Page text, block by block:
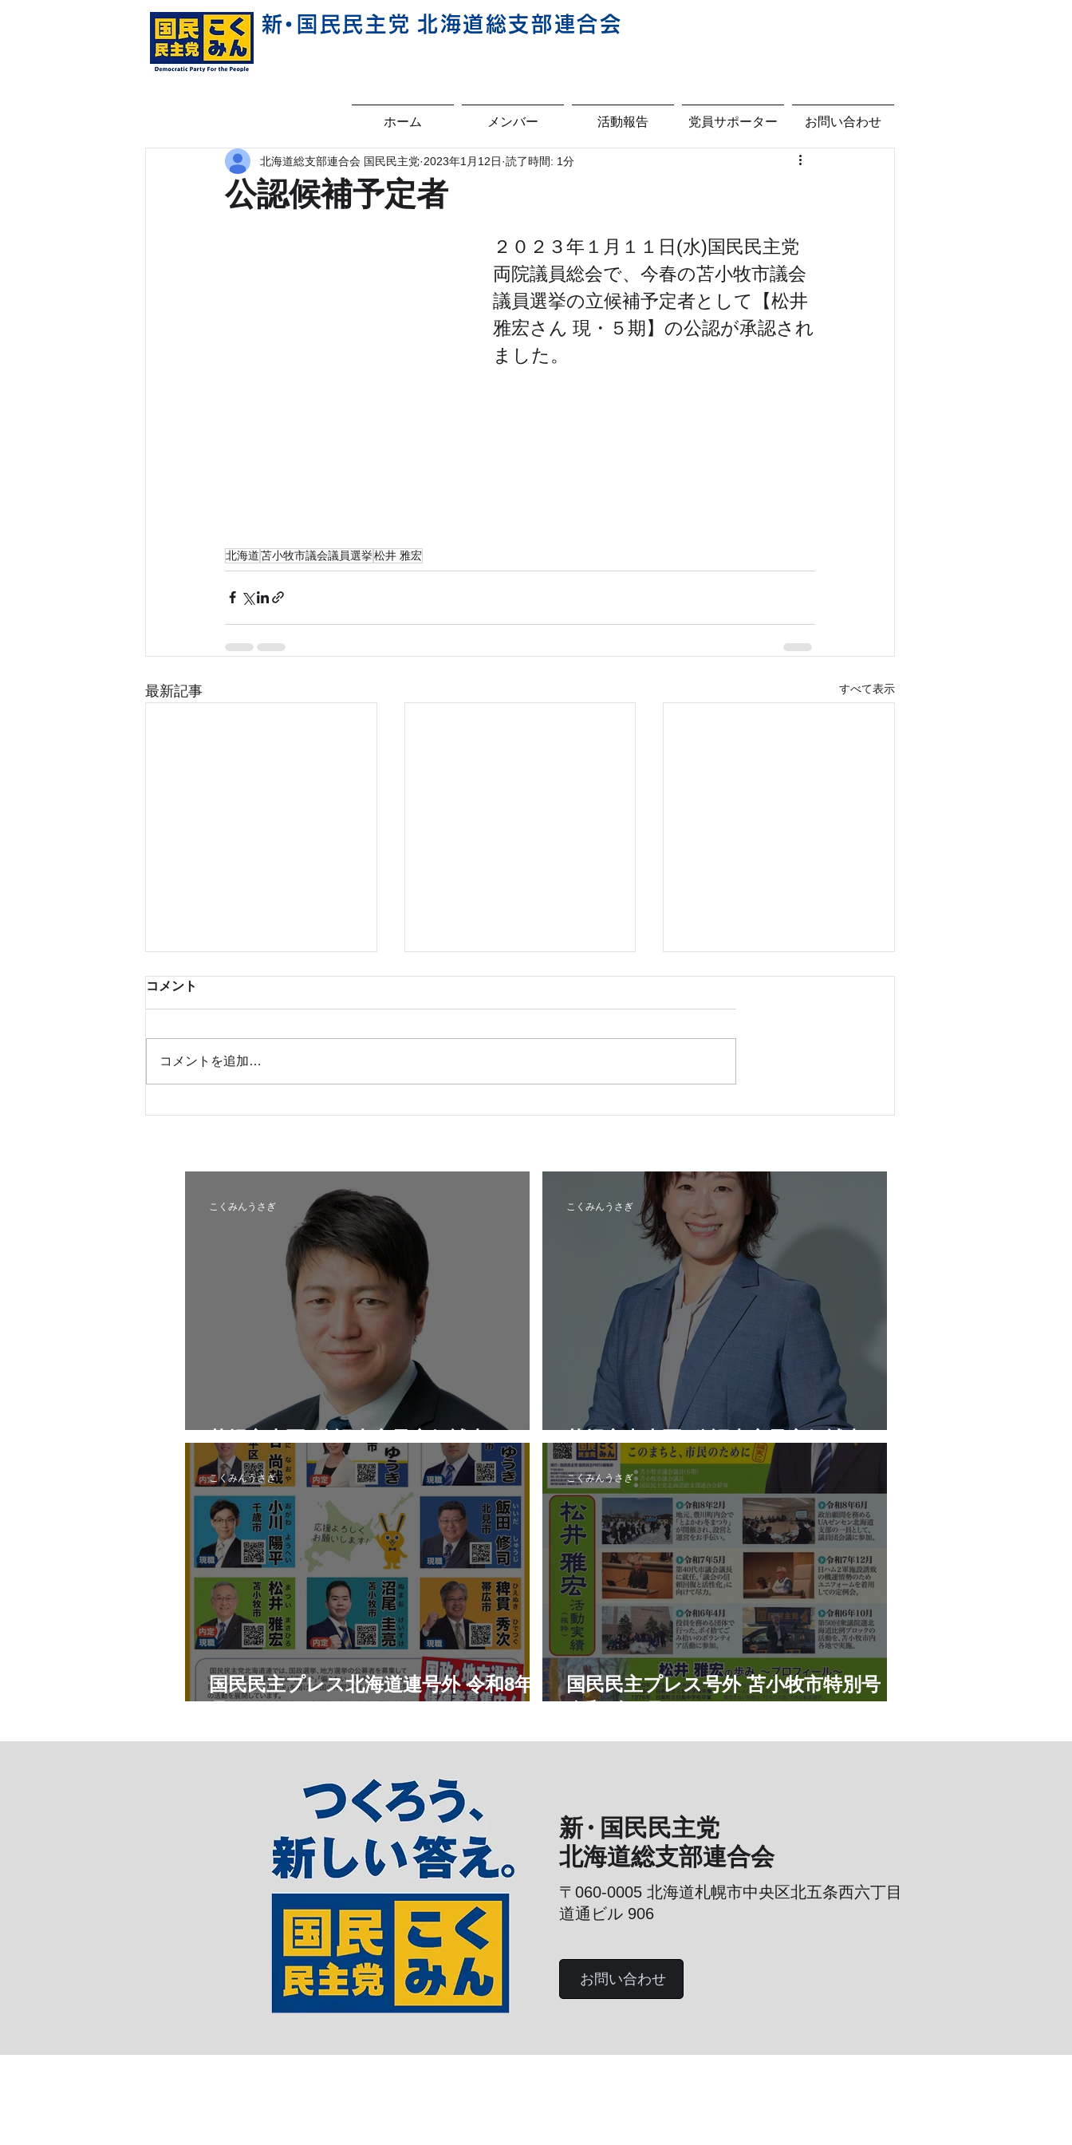
新・ 国民民主 党 北海道総支部連合会
ホーム メンバー 活動報告 党員サポーター お問い合わせ
公認候補予定者
北海道総支部連合会 国民民主党 2023年1月12日 読了時間: 1分
２０２３年１月１１日(水)国民民主党
両院議員総会で、今春の苫小牧市議会
議員選挙の立候補予定者として【松井
雅宏さん 現・５期】の公認が承認され
ました。
北海道苫小牧市議会議員選挙松井 雅宏
最新記事 すべて表示
コメント
コメントを追加…
札幌市東区_公認内定予定候補者
こくみんうさぎ
札幌市中央区_公認内定予定候補者
こくみんうさぎ
国民民主プレス北海道連号外 令和8年7
こくみんうさぎ
国民民主プレス号外 苫小牧市特別号
こくみんうさぎ
新・ 国民民主党
北海道総支部連合会
〒060-0005 北海道札幌市中央区北五条西六丁目
道通ビル 906
お問い合わせ